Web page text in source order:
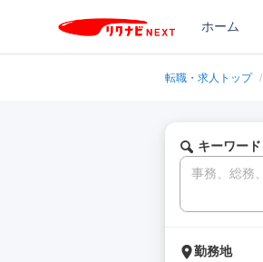
ホーム
転職・求人トップ /
キーワード
勤務地